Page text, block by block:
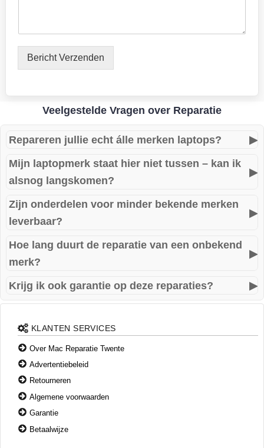
l
Bericht Verzenden
Veelgestelde Vragen over Reparatie
Repareren jullie echt álle merken laptops? ▶
Ja, wij staan bekend om onze ervaring met zowel bekende
als minder bekende merken. Wij kijken naar het probleem –
Mijn laptopmerk staat hier niet tussen – kan ik
alsnog langskomen?
▶
Zeker. Wij repareren ook custom builds, no-name modellen
of speciale educatieve systemen.
Zijn onderdelen voor minder bekende merken
leverbaar?
▶
Vaak wel. Dankzij ons netwerk in binnen- en buitenland
vinden wij meestal passende onderdelen, ook als ze niet
Hoe lang duurt de reparatie van een onbekend
merk?
▶
Dat verschilt per probleem. In veel gevallen is een
diagnose en reparatie binnen 1 à 2 werkdagen mogelijk.
Krijg ik ook garantie op deze reparaties? ▶
onderdelen en montage.
KLANTEN SERVICES
Over Mac Reparatie Twente
Advertentiebeleid
Retourneren
Algemene voorwaarden
Garantie
Betaalwijze